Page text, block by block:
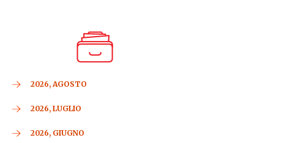
2026, AGOSTO
2026, LUGLIO
2026, GIUGNO